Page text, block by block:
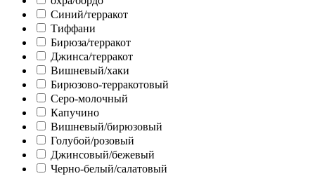
Синий/терракот
Тиффани
Бирюза/терракот
Джинса/терракот
Вишневый/хаки
Бирюзово-терракотовый
Серо-молочный
Капучино
Вишневый/бирюзовый
Голубой/розовый
Джинсовый/бежевый
Черно-белый/салатовый